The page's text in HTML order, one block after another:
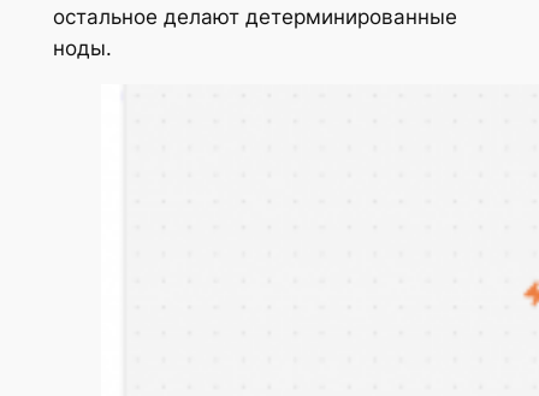
остальное делают детерминированные
ноды.